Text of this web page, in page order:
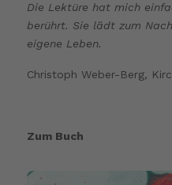
Die Lektüre hat mich
berührt. Sie lädt zum
eigene Leben.
Christoph Weber-Berg,
Zum Buch